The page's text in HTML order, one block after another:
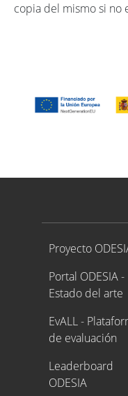
copia del mismo si no
Proyecto
Proyecto
Portal ODESIA -
Estado del arte
EvALL -
de evaluación
Leaderboard
ODESIA